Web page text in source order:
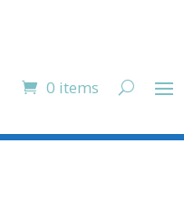
0 items